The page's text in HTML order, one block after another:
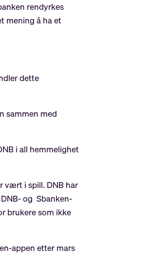
rendyrkes
mening å ha et
dette
sammen med
i all hemmelighet
vært i spill. DNB har
og Sbanken-
brukere som ikke
appen etter mars